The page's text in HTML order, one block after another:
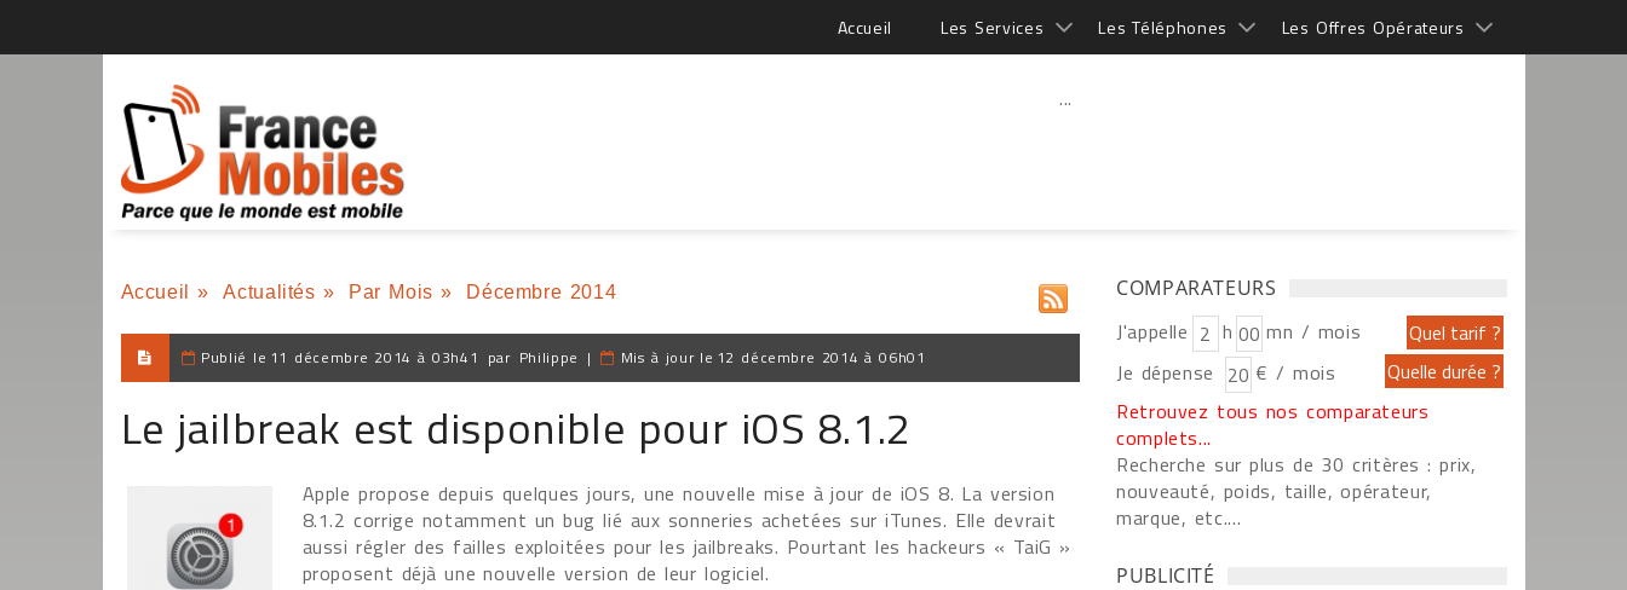
Accueil Les Services Les Téléphones Les Offres Opérateurs
...
Accueil » Actualités » Par Mois » Décembre 2014
Publié le 11 décembre 2014 à 03h41 par Philippe | Mis à jour le 12 décembre 2014 à 06h01
Le jailbreak est disponible pour iOS 8.1.2
Apple propose depuis quelques jours, une nouvelle mise à jour de iOS 8. La version
8.1.2 corrige notamment un bug lié aux sonneries achetées sur iTunes. Elle devrait
aussi régler des failles exploitées pour les jailbreaks. Pourtant les hackeurs « TaiG »
proposent déjà une nouvelle version de leur logiciel.
COMPARATEURS
J'appelle h
mn / mois
Je dépense
€ / mois
Retrouvez tous nos comparateurs
complets...
Recherche sur plus de 30 critères : prix,
nouveauté, poids, taille, opérateur,
marque, etc....
PUBLICITÉ